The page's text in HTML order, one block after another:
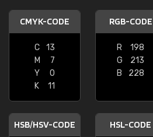
CMYK-CODE
C
13
M
7
Y
0
K
11
RGB-CODE
R
198
G
213
B
228
HSB/HSV-CODE HSL-CODE